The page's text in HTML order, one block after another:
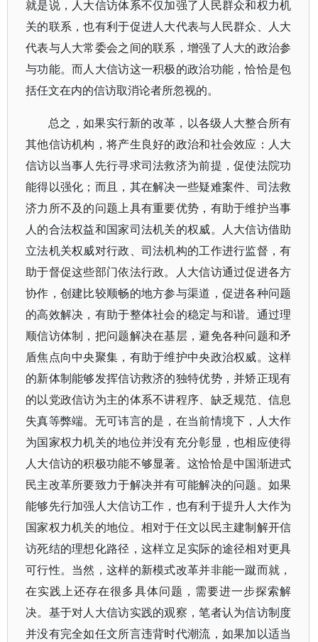
就是说，人大信访体系不仅加强了人民群众和权力机
关的联系，也有利于促进人大代表与人民群众、人大
代表与人大常委会之间的联系，增强了人大的政治参
与功能。而人大信访这一积极的政治功能，恰恰是包
括任文在内的信访取消论者所忽视的。
总之，如果实行新的改革，以各级人大整合所有
其他信访机构，将产生良好的政治和社会效应：人大
信访以当事人先行寻求司法救济为前提，促使法院功
能得以强化；而且，其在解决一些疑难案件、司法救
济力所不及的问题上具有重要优势，有助于维护当事
人的合法权益和国家司法机关的权威。人大信访借助
立法机关权威对行政、司法机构的工作进行监督，有
助于督促这些部门依法行政。人大信访通过促进各方
协作，创建比较顺畅的地方参与渠道，促进各种问题
的高效解决，有助于整体社会的稳定与和谐。通过理
顺信访体制，把问题解决在基层，避免各种问题和矛
盾焦点向中央聚集，有助于维护中央政治权威。这样
的新体制能够发挥信访救济的独特优势，并矫正现有
的以党政信访为主的体系不讲程序、缺乏规范、信息
失真等弊端。无可讳言的是，在当前情境下，人大作
为国家权力机关的地位并没有充分彰显，也相应使得
人大信访的积极功能不够显著。这恰恰是中国渐进式
民主改革所要致力于解决并有可能解决的问题。如果
能够先行加强人大信访工作，也有利于提升人大作为
国家权力机关的地位。相对于任文以民主建制解开信
访死结的理想化路径，这样立足实际的途径相对更具
可行性。当然，这样的新模式改革并非能一蹴而就，
在实践上还存在很多具体问题，需要进一步探索解
决。基于对人大信访实践的观察，笔者认为信访制度
并没有完全如任文所言违背时代潮流，如果加以适当